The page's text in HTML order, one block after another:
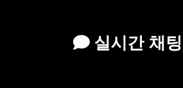
실시간 채팅